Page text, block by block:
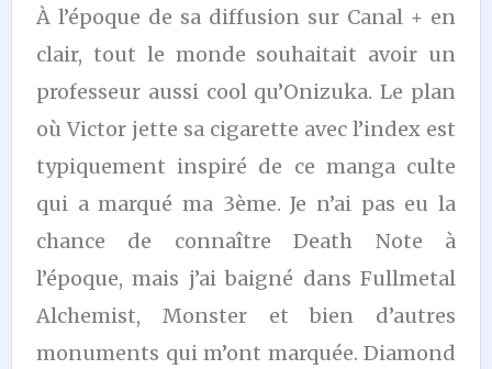
À l’époque de sa diffusion sur Canal + en
clair, tout le monde souhaitait avoir un
professeur aussi cool qu’Onizuka. Le plan
où Victor jette sa cigarette avec l’index est
typiquement inspiré de ce manga culte
qui a marqué ma 3ème. Je n’ai pas eu la
chance de connaître Death Note à
l’époque, mais j’ai baigné dans Fullmetal
Alchemist, Monster et bien d’autres
monuments qui m’ont marquée. Diamond